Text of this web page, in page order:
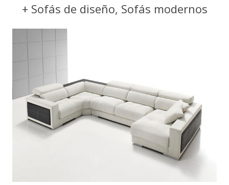
+ Sofás de diseño, Sofás modernos